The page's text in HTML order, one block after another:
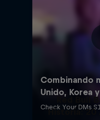
Red Bull
Historia: 20